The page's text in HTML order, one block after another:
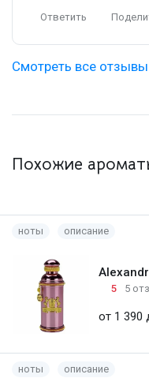
Ответить
Смотреть все
Похожие
ноты описание
5 5
от 1 390
ноты описание